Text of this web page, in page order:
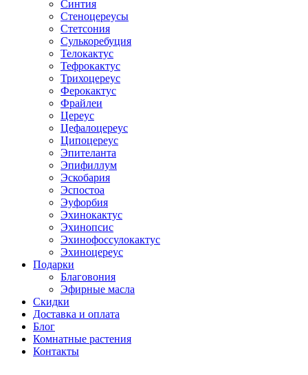
Синтия
Стеноцереусы
Стетсония
Сулькоребуция
Телокактус
Тефрокактус
Трихоцереус
Ферокактус
Фрайлеи
Цереус
Цефалоцереус
Ципоцереус
Эпителанта
Эпифиллум
Эскобария
Эспостоа
Эуфорбия
Эхинокактус
Эхинопсис
Эхинофоссулокактус
Эхиноцереус
Подарки
Благовония
Эфирные масла
Скидки
Доставка и оплата
Блог
Комнатные растения
Контакты